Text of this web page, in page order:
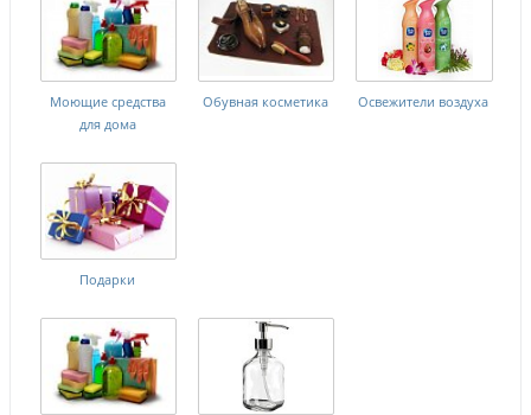
Моющие средства
для дома
Обувная косметика Освежители воздуха
Подарки